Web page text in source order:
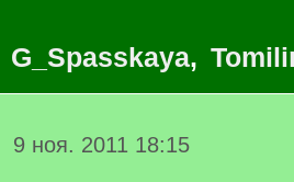
G_Spasskaya,
9 ноя. 2011 18:15